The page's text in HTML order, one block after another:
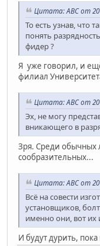
Цитата: АВС от 20
То есть узнав, что
понять
фидер ?
Я уже говорил, и
филиал
Цитата: АВС от 20
Эх, не могу
вникающего в
Зря. Среди обычных
сообразительных...
Цитата: АВС от 20
Всё на совести
установщиков,
именно они, вот
И будут дурить,